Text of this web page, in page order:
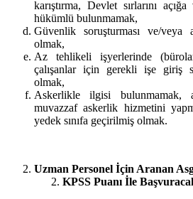
karıştırma, Devlet sırlarını
hükümlü bulunmamak,
Güvenlik soruşturması ve/veya
olmak,
Az tehlikeli işyerlerinde
çalışanlar için gerekli işe giriş
olmak,
Askerlikle ilgisi bulunmamak,
muvazzaf askerlik hizmetini
yedek sınıfa geçirilmiş olmak.
Uzman Personel İçin Aranan
KPSS Puanı İle